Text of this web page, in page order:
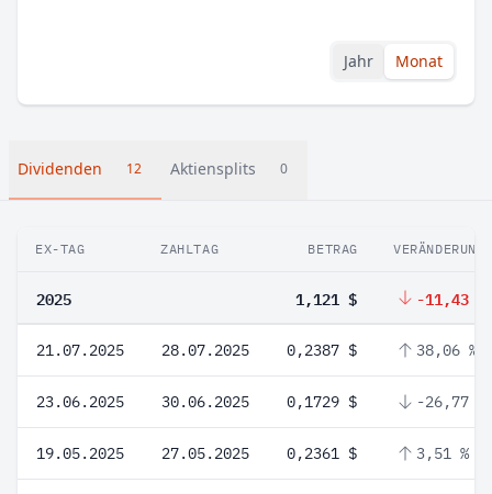
Jahr Monat
Dividenden 12 Aktiensplits 0
EX-TAG ZAHLTAG BETRAG VERÄNDERUNG
2025 1,121 $ -11,43 %
21.07.2025 28.07.2025 0,2387 $ 38,06 %
23.06.2025 30.06.2025 0,1729 $ -26,77 %
19.05.2025 27.05.2025 0,2361 $ 3,51 %